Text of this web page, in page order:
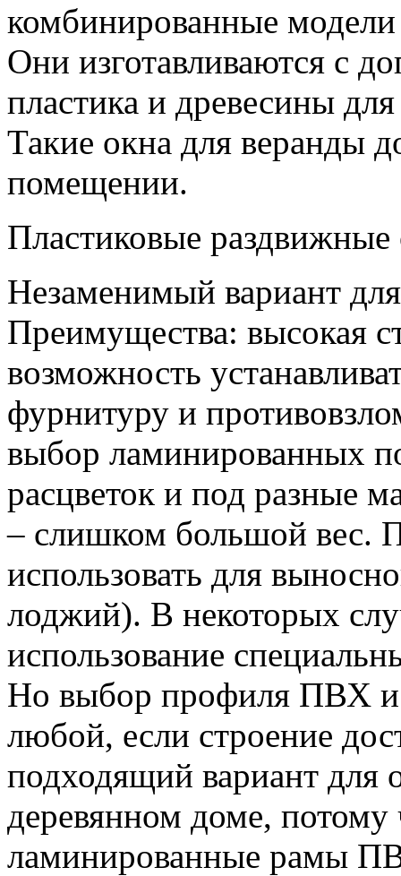
комбинированные
Они изготавливаются с
пластика и древесины
Такие окна для веранды
помещении.
Пластиковые раздвижные
Незаменимый вариант
Преимущества: высокая
возможность
фурнитуру и
выбор ламинированных
расцветок и под разные
– слишком большой вес.
использовать для
лоджий). В некоторых
использование
Но выбор профиля ПВХ и
любой, если строение
подходящий вариант для
деревянном доме,
ламинированные рамы